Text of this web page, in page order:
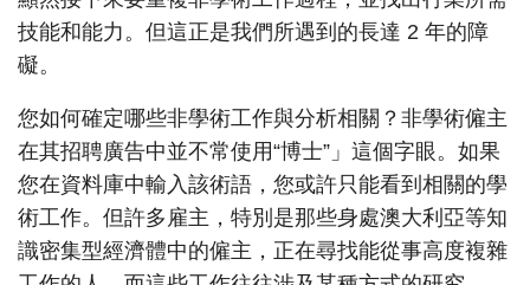
技能和能力。但這正是我們所遇到的長達 2 年的障
礙。
您如何確定哪些非學術工作與分析相關？非學術僱主
在其招聘廣告中並不常使用“博士”」這個字眼。如果
您在資料庫中輸入該術語，您或許只能看到相關的學
術工作。但許多雇主，特別是那些身處澳大利亞等知
識密集型經濟體中的僱主，正在尋找能從事高度複雜